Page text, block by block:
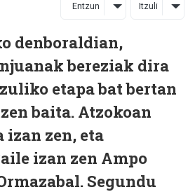
Entzun Itzuli
denboraldian,
bereziak dira
etapa bat bertan
baita. Atzokoan
izan zen, eta
izan zen Ampo
Segundu